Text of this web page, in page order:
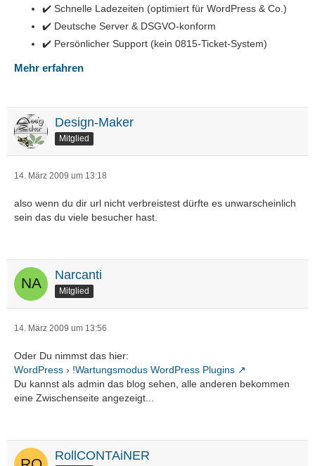
✔️ Schnelle Ladezeiten (optimiert für WordPress & Co.)
✔️ Deutsche Server & DSGVO-konform
✔️ Persönlicher Support (kein 0815-Ticket-System)
Mehr erfahren
Design-Maker
Mitglied
14. März 2009 um 13:18
also wenn du dir url nicht verbreistest dürfte es unwarscheinlich
sein das du viele besucher hast.
Narcanti
Mitglied
14. März 2009 um 13:56
Oder Du nimmst das hier:
WordPress › !Wartungsmodus WordPress Plugins
Du kannst als admin das blog sehen, alle anderen bekommen
eine Zwischenseite angezeigt...
RollCONTAiNER